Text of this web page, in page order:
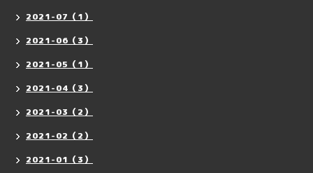
2021-07（1）
2021-06（3）
2021-05（1）
2021-04（3）
2021-03（2）
2021-02（2）
2021-01（3）